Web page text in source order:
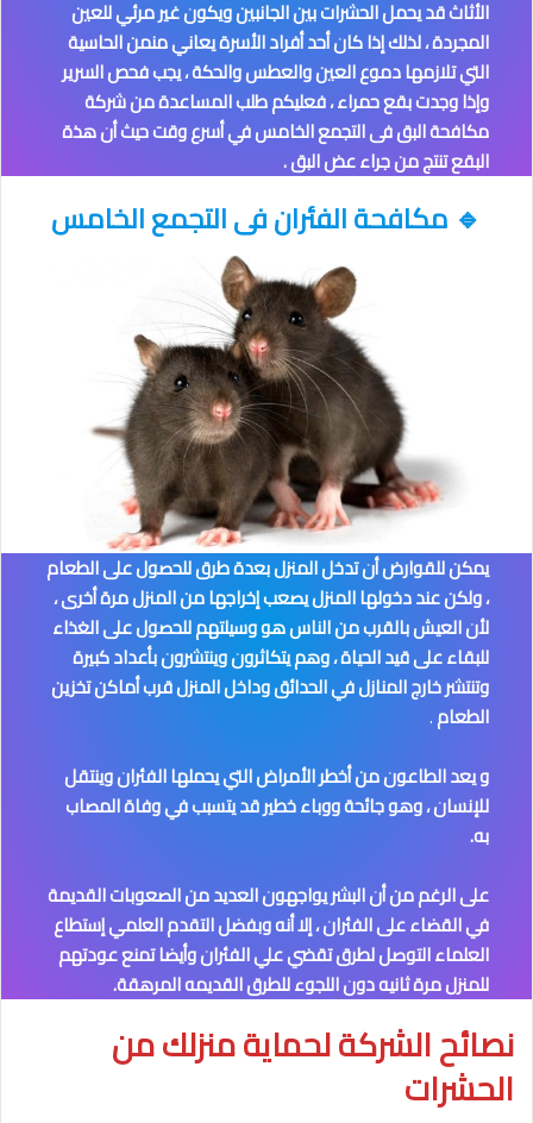
الأثاث قد يحمل الحشرات بين الجانبين ويكون غير مرئي للعين
المجردة ، لذلك إذا كان أحد أفراد الأسرة يعاني منمن الحاسية
التي تلازمها دموع العين والعطس والحكة ، يجب فحص السرير
وإذا وجدت بقع حمراء ، فعليكم طلب المساعدة من شركة
مكافحة البق فى التجمع الخامسفي أسرع وقت حيث أن هذة
البقع تنتج من جراء عض البق .
🔹 مكافحة الفئرانفى التجمع الخامس
يمكن للقوارض أن تدخل المنزل بعدة طرق للحصول على الطعام
، ولكن عند دخولها المنزل يصعب إخراجها من المنزل مرة أخرى ،
لأن العيش بالقرب من الناس هو وسيلتهم للحصول على الغذاء
للبقاء على قيد الحياة ، وهم يتكاثرون وينتشرون بأعداد كبيرة
وتنتشر خارج المنازل في الحدائق وداخل المنزل قرب أماكن تخزين
الطعام.
و يعد الطاعون من أخطر الأمراض التي يحملها الفئران وينتقل
للإنسان ، وهو جائحة ووباء خطير قد يتسبب في وفاة المصاب
به.
على الرغم من أن البشر يواجهون العديد من الصعوبات القديمة
في القضاء على الفئران ، إلا أنه وبفضل التقدم العلمي إستطاع
العلماء التوصل لطرق تقضي علي الفئران وأيضا تمنع عودتهم
للمنزل مرة ثانيه دون اللجوء للطرق القديمه المرهقة.
نصائح الشركة لحماية منزلك من
الحشرات